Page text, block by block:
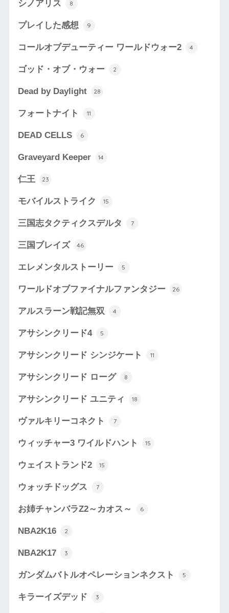
シノアリス 8
プレイした感想 9
コールオブデューティー ワールドウォー2 4
ゴッド・オブ・ウォー 2
Dead by Daylight 28
フォートナイト 11
DEAD CELLS 6
Graveyard Keeper 14
仁王 23
モバイルストライク 15
三国志タクティクスデルタ 7
三国ブレイズ 46
エレメンタルストーリー 5
ワールドオブファイナルファンタジー 26
アルスラーン戦記無双 4
アサシンクリード4 5
アサシンクリード シンジケート 11
アサシンクリード ローグ 8
アサシンクリード ユニティ 18
ヴァルキリーコネクト 7
ウィッチャー3 ワイルドハント 15
ウェイストランド2 15
ウォッチドッグス 7
お姉チャンバラZ2～カオス～ 6
NBA2K16 2
NBA2K17 3
ガンダムバトルオペレーションネクスト 5
キラーイズデッド 3